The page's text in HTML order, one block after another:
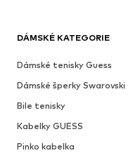
DÁMSKÉ KATEGORIE
Dámské tenisky Guess
Dámské šperky Swarovski
Bile tenisky
Kabelky GUESS
Pinko kabelka